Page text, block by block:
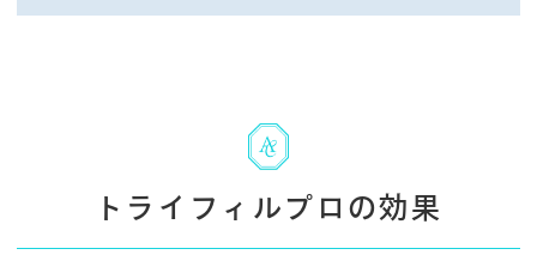
トライフィルプロの効果